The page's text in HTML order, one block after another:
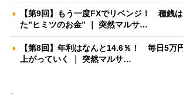
【第9回】もう一度FXでリベンジ！ 種銭
た”ヒミツのお金” ｜ 突然マルサ…
【第8回】年利はなんと14.6％！ 毎日5万
上がっていく ｜ 突然マルサ…